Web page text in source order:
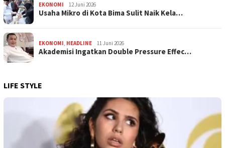
EKONOMI 12 Juni 2026
Usaha Mikro di Kota Bima Sulit Naik Kela…
EKONOMI HEADLINE 11 Juni 2026
Akademisi Ingatkan Double Pressure Effec…
LIFE STYLE